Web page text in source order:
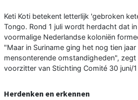
Keti Koti betekent letterlijk 'gebroken
Tongo. Rond 1 juli wordt herdacht dat
voormalige Nederlandse koloniën
"Maar in Suriname ging het nog tien
mensonterende omstandigheden", zegt
voorzitter van Stichting Comité 30 juni/1
Herdenken en erkennen